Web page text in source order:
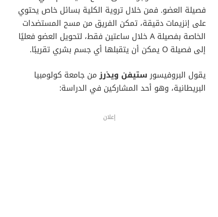
فصيلة العضو. فمن خلال تروية الكلية بسائل خاص يحتوي
على إنزيمات دقيقة، تمكن الفريق من مسح المستضدات
الخاصة بفصيلة A خلال ساعتين فقط، لتحويل العضو فعليًا
إلى فصيلة O يمكن أن يتقبلها أي جسم بشري تقريبًا.
يقول البروفيسورستيفن ويذرزمن جامعة كولومبيا
البريطانية، وهو أحد المشاركين في الدراسة:
إعلان